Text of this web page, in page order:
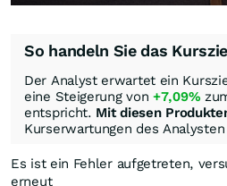
So handeln Sie das
Der Analyst erwartet ein
eine Steigerung von +7,09%
entspricht. Mit diesen
Kurserwartungen des Analysten
Es ist ein Fehler aufgetreten,
erneut